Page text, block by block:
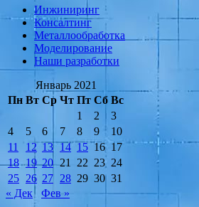
Инжиниринг
Консалтинг
Металлообработка
Моделирование
Наши разработки
Январь 2021
Пн Вт Ср Чт Пт Сб Вс
1
2
3
4
5 6 7 8 9
10
11
12 13 14 15 16 17
18 19 20 21 22 23 24
25 26 27 28 29 30 31
« Дек
Фев »